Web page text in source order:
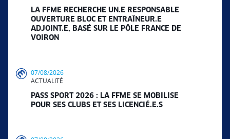
LA FFME RECHERCHE UN.E RESPONSABLE
OUVERTURE BLOC ET ENTRAÎNEUR.E
ADJOINT.E, BASÉ SUR LE PÔLE FRANCE DE
VOIRON
07/08/2026
ACTUALITÉ
PASS SPORT 2026 : LA FFME SE MOBILISE
POUR SES CLUBS ET SES LICENCIÉ.E.S